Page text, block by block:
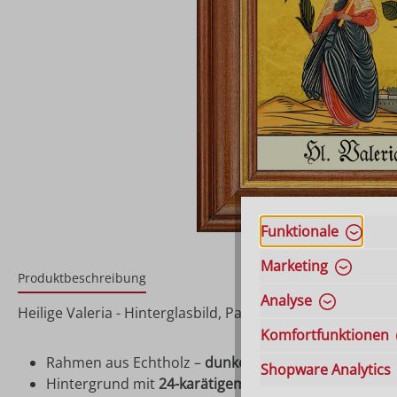
Produktbeschreibung
Heilige Valeria - Hinterglasbild, Patronatsbild,
Rahmen aus Echtholz – dunkelbraun gebeizt
Hintergrund mit24-karätigem Blattgold
hinterlegt
Funktionale
Marketing
Analyse
Komfortfunktionen
Shopware Analytics